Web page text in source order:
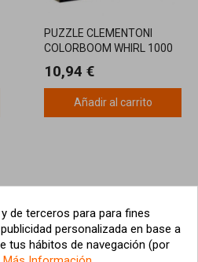
PUZZLE CLEMENTONI
COLORBOOM WHIRL 1000
10,94 €
Añadir al carrito
de terceros para para fines
personalizada en base a
tus hábitos de navegación (por